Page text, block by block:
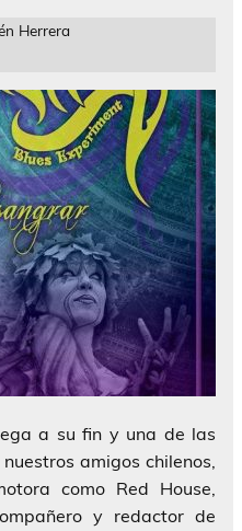
Herrera
a su fin y una de las
amigos chilenos,
como Red House,
y redactor de